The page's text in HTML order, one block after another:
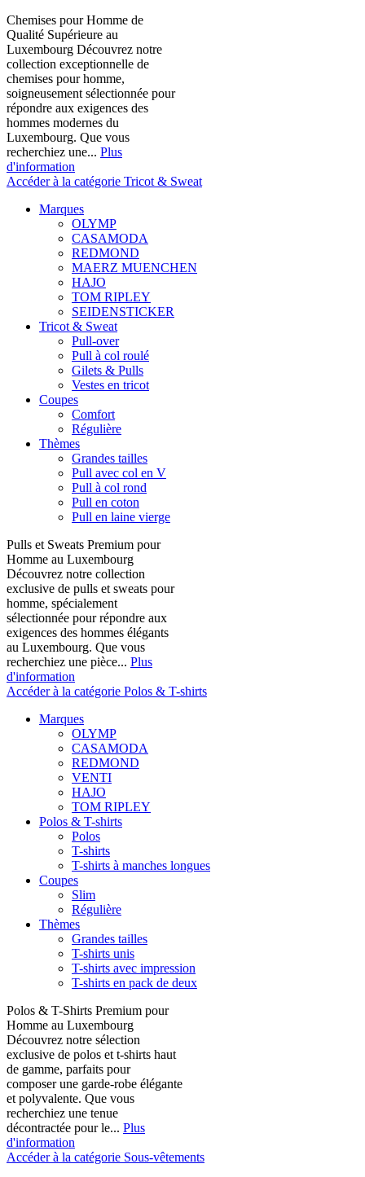
Chemises pour Homme de
Qualité Supérieure au
Luxembourg Découvrez notre
collection exceptionnelle de
chemises pour homme,
soigneusement sélectionnée pour
répondre aux exigences des
hommes modernes du
Luxembourg. Que vous
recherchiez une... Plus
d'information
Accéder à la catégorie Tricot & Sweat
Marques
OLYMP
CASAMODA
REDMOND
MAERZ MUENCHEN
HAJO
TOM RIPLEY
SEIDENSTICKER
Tricot & Sweat
Pull-over
Pull à col roulé
Gilets & Pulls
Vestes en tricot
Coupes
Comfort
Régulière
Thèmes
Grandes tailles
Pull avec col en V
Pull à col rond
Pull en coton
Pull en laine vierge
Pulls et Sweats Premium pour
Homme au Luxembourg
Découvrez notre collection
exclusive de pulls et sweats pour
homme, spécialement
sélectionnée pour répondre aux
exigences des hommes élégants
au Luxembourg. Que vous
recherchiez une pièce... Plus
d'information
Accéder à la catégorie Polos & T-shirts
Marques
OLYMP
CASAMODA
REDMOND
VENTI
HAJO
TOM RIPLEY
Polos & T-shirts
Polos
T-shirts
T-shirts à manches longues
Coupes
Slim
Régulière
Thèmes
Grandes tailles
T-shirts unis
T-shirts avec impression
T-shirts en pack de deux
Polos & T-Shirts Premium pour
Homme au Luxembourg
Découvrez notre sélection
exclusive de polos et t-shirts haut
de gamme, parfaits pour
composer une garde-robe élégante
et polyvalente. Que vous
recherchiez une tenue
décontractée pour le... Plus
d'information
Accéder à la catégorie Sous-vêtements